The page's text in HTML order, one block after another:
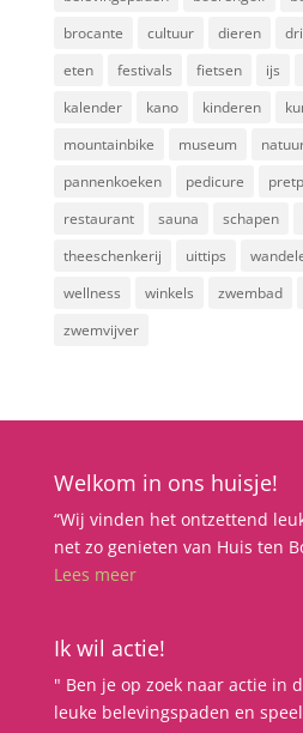
brocante
cultuur dieren
eten
festivals fietsen ijs
kalender
kano kinderen
mountainbike
museum
pannenkoeken
pedicure
restaurant
sauna schapen
theeschenkerij
uittips
wellness
winkels zwembad
zwemvijver
Welkom in ons huisje!
“Wij vinden het ontzettend
net zo genieten van Huis ten
Lees meer
Ik wil actie!
" Ben je op zoek naar actie in
leuke belevingspaden en